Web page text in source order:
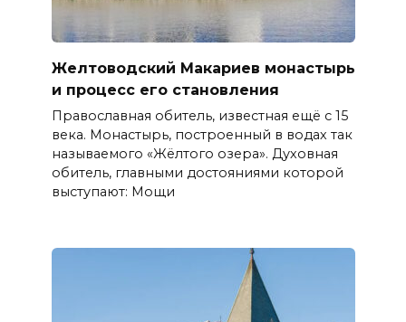
Желтоводский Макариев монастырь
и процесс его становления
Православная обитель, известная ещё с 15
века. Монастырь, построенный в водах так
называемого «Жёлтого озера». Духовная
обитель, главными достояниями которой
выступают: Мощи